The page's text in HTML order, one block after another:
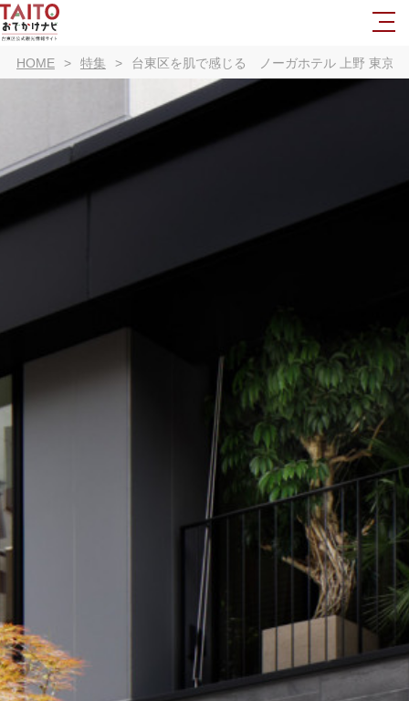
HOME 特集 台東区を肌で感じる ノーガホテル 上野 東京